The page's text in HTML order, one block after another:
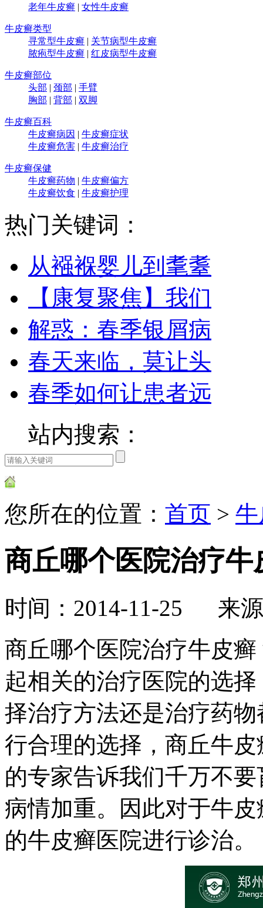
老年牛皮癣 | 女性牛皮癣
牛皮癣类型
寻常型牛皮癣 | 关节病型牛皮癣
脓疱型牛皮癣 | 红皮病型牛皮癣
牛皮癣部位
头部 | 颈部 | 手臂
胸部 | 背部 | 双脚
牛皮癣百科
牛皮癣病因 | 牛皮癣症状
牛皮癣危害 | 牛皮癣治疗
牛皮癣保健
牛皮癣药物 | 牛皮癣偏方
牛皮癣饮食 | 牛皮癣护理
热门关键词：
从襁褓婴儿到耄耋
【康复聚焦】我们
解惑：春季银屑病
春天来临，莫让头
春季如何让患者远
站内搜索：
您所在的位置： 首页 >
商丘哪个医院治疗牛
时间：2014-11-25 来
商丘哪个医院治疗牛皮
起相关的治疗医院的选
择治疗方法还是治疗药
行合理的选择，商丘牛
的专家告诉我们千万不
病情加重。因此对于牛
的牛皮癣医院进行诊治。